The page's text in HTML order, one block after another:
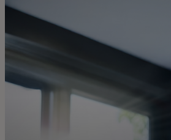
Для вас
Для всего мира